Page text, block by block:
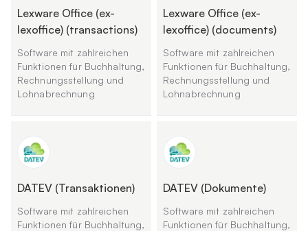
Lexware Office (ex-
lexoffice) (transactions)
Software mit zahlreichen
Funktionen für Buchhaltung,
Rechnungsstellung und
Lohnabrechnung
Lexware Office (ex-
lexoffice) (documents)
Software mit zahlreichen
Funktionen für Buchhaltung,
Rechnungsstellung und
Lohnabrechnung
DATEV (Transaktionen)
Software mit zahlreichen
Funktionen für Buchhaltung,
DATEV (Dokumente)
Software mit zahlreichen
Funktionen für Buchhaltung,